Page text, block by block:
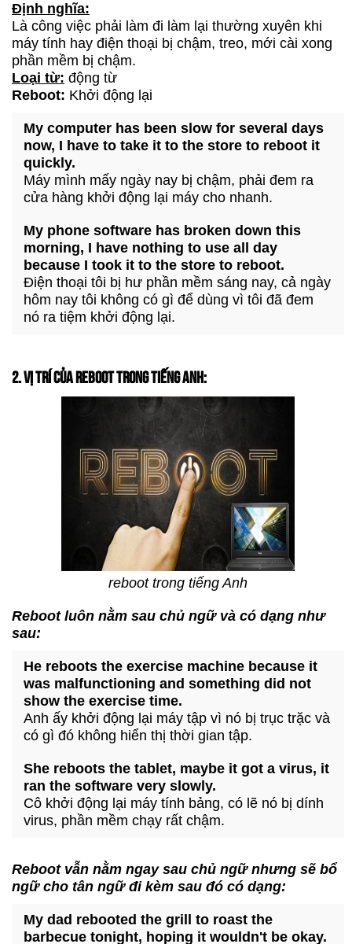
Định nghĩa:
Là công việc phải làm đi làm lại thường xuyên khi
máy tính hay điện thoại bị chậm, treo, mới cài xong
phần mềm bị chậm.
Loại từ: động từ
Reboot: Khởi động lại
My computer has been slow for several days
now, I have to take it to the store to reboot it
quickly.
Máy mình mấy ngày nay bị chậm, phải đem ra
cửa hàng khởi động lại máy cho nhanh.
My phone software has broken down this
morning, I have nothing to use all day
because I took it to the store to reboot.
Điện thoại tôi bị hư phần mềm sáng nay, cả ngày
hôm nay tôi không có gì để dùng vì tôi đã đem
nó ra tiệm khởi động lại.
2. VỊ TRÍ CỦA REBOOT TRONG TIẾNG ANH:
reboot trong tiếng Anh
Reboot luôn nằm sau chủ ngữ và có dạng như
sau:
He reboots the exercise machine because it
was malfunctioning and something did not
show the exercise time.
Anh ấy khởi động lại máy tập vì nó bị trục trặc và
có gì đó không hiển thị thời gian tập.
She reboots the tablet, maybe it got a virus, it
ran the software very slowly.
Cô khởi động lại máy tính bảng, có lẽ nó bị dính
virus, phần mềm chạy rất chậm.
Reboot vẫn nằm ngay sau chủ ngữ nhưng sẽ bổ
ngữ cho tân ngữ đi kèm sau đó có dạng:
My dad rebooted the grill to roast the
barbecue tonight, hoping it wouldn't be okay.